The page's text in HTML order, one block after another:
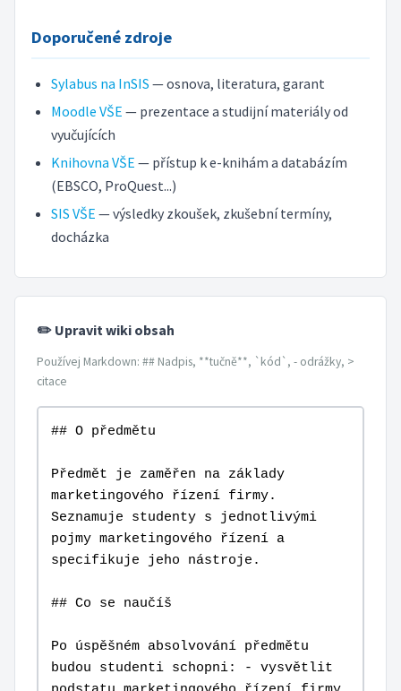
Doporučené zdroje
Sylabus na InSIS — osnova, literatura, garant
Moodle VŠE — prezentace a studijní materiály od
vyučujících
Knihovna VŠE — přístup k e-knihám a databázím
(EBSCO, ProQuest...)
SIS VŠE — výsledky zkoušek, zkušební termíny,
docházka
✏️ Upravit wiki obsah
Používej Markdown: ## Nadpis, **tučně**, `kód`, - odrážky, >
citace